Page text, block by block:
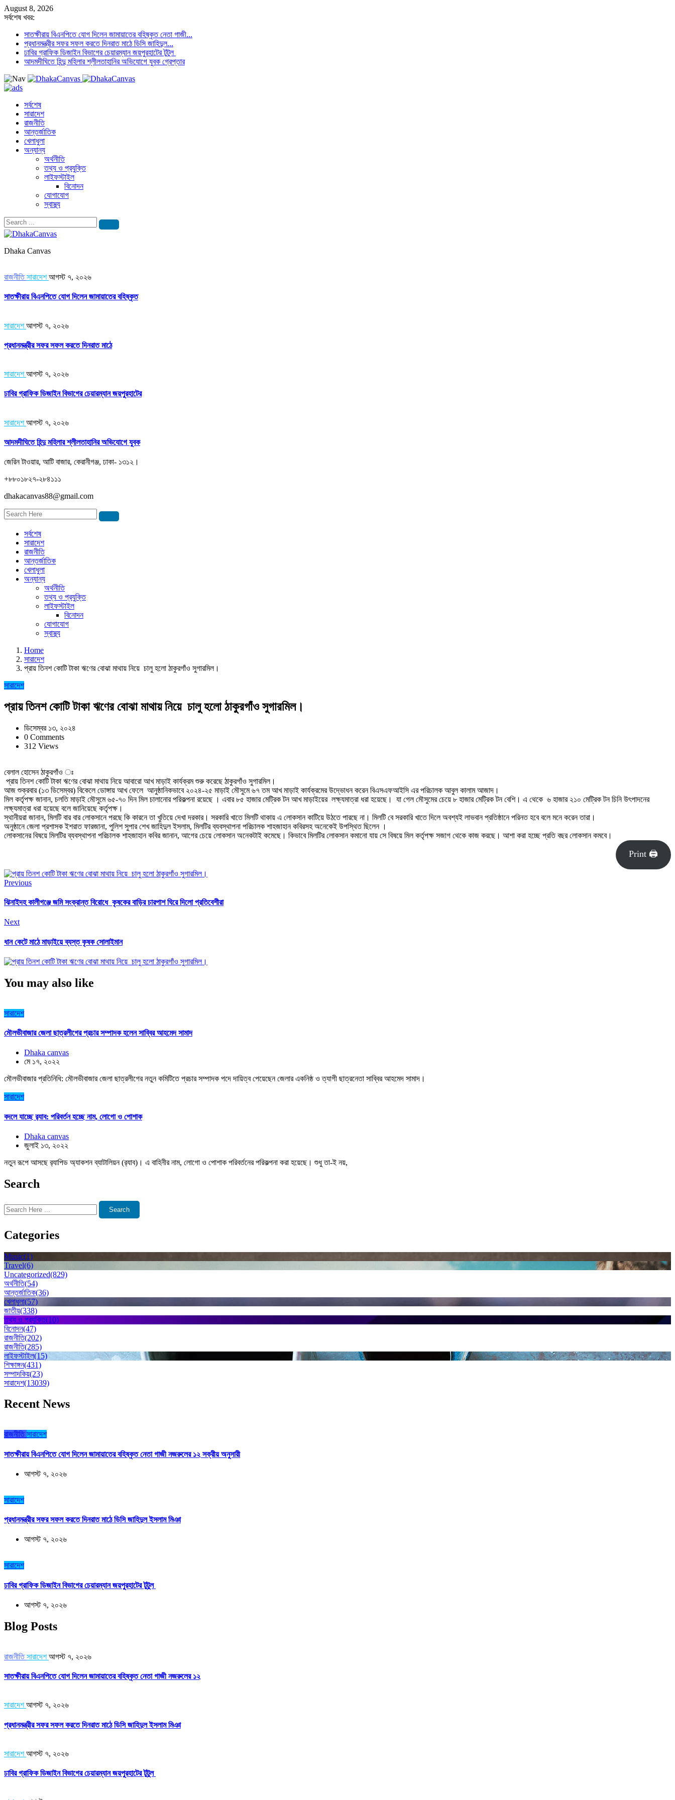
August 8, 2026
সর্বশেষ খবর:
সাতক্ষীরায় বিএনপিতে যোগ দিলেন জামায়াতের বহিষ্কৃত নেতা গাজী...
প্রধানমন্ত্রীর সফর সফল করতে দিনরাত মাঠে ডিসি জাহিদুল...
ঢাবির গ্রাফিক ডিজাইন বিভাগের চেয়ারম্যান জয়পুরহাটের টুটুল
আদমদীঘিতে হিন্দু মহিলার শ্লীলতাহানির অভিযোগে যুবক গ্রেপ্তার
সর্বশেষ
সারাদেশ
রাজনীতি
আন্তর্জাতিক
খেলাধুলা
অন্যান্য
অর্থনীতি
তথ্য ও প্রযুক্তি
লাইফস্টাইল
বিনোদন
যোগাযোগ
স্বাস্থ্য
Dhaka Canvas
রাজনীতি সারাদেশ আগস্ট ৭, ২০২৬
সাতক্ষীরায় বিএনপিতে যোগ দিলেন জামায়াতের বহিষ্কৃত
সারাদেশ আগস্ট ৭, ২০২৬
প্রধানমন্ত্রীর সফর সফল করতে দিনরাত মাঠে
সারাদেশ আগস্ট ৭, ২০২৬
ঢাবির গ্রাফিক ডিজাইন বিভাগের চেয়ারম্যান জয়পুরহাটের
সারাদেশ আগস্ট ৭, ২০২৬
আদমদীঘিতে হিন্দু মহিলার শ্লীলতাহানির অভিযোগে যুবক
জেরিন টাওয়ার, আটি বাজার, কেরানীগঞ্জ, ঢাকা- ১৩১২।
+৮৮০১৮২৭-২৮৪১১১
dhakacanvas88@gmail.com
সর্বশেষ
সারাদেশ
রাজনীতি
আন্তর্জাতিক
খেলাধুলা
অন্যান্য
অর্থনীতি
তথ্য ও প্রযুক্তি
লাইফস্টাইল
বিনোদন
যোগাযোগ
স্বাস্থ্য
Home
সারাদেশ
প্রায় তিনশ কোটি টাকা ঋণের বোঝা মাথায় নিয়ে চালু হলো ঠাকুরগাঁও সুগারমিল।
সারাদেশ
প্রায় তিনশ কোটি টাকা ঋণের বোঝা মাথায় নিয়ে চালু হলো ঠাকুরগাঁও সুগারমিল।
ডিসেম্বর ১৩, ২০২৪
0 Comments
312 Views
বেলাল হোসেন ঠাকুরগাঁও ঃ
প্রায় তিনশ কোটি টাকা ঋণের বোঝা মাথায় নিয়ে আবারো আখ মাড়াই কার্যক্রম শুরু করেছে ঠাকুরগাঁও সুগারমিল।
আজ শুক্রবার (১৩ ডিসেম্বর) বিকেলে ডোঙ্গায় আখ ফেলে আনুষ্ঠানিকভাবে ২০২৪-২৫ মাড়াই মৌসুমে ৬৭ তম আখ মাড়াই কার্যক্রমের উদ্ভোধন করেন বিএসএফআইসি এর পরিচালক আবুল কালাম আজাদ।
মিল কর্তৃপক্ষ জানান, চলতি মাড়াই মৌসুমে ৬৫-৭০ দিন মিল চালানোর পরিকল্পনা রয়েছে । এবার ৮৫ হাজার মেট্রিক টন আখ মাড়াইয়ের লক্ষ্যমাত্রা ধরা হয়েছে। যা গেল মৌসুমের চেয়ে ৮ হাজার মেট্রিক টন বেশি। এ থেকে ৬ হাজার ২১০ মেট্রিক টন চিনি উৎপাদনের
লক্ষ্যমাত্রা ধরা হয়েছে বলে জানিয়েছে কর্তৃপক্ষ।
স্থানীয়রা জানান, মিলটি বার বার লোকসানে পরছে কি কারনে তা খুতিয়ে দেখা দরকার। সরকারি খাতে মিলটি থাকায় এ লোকসান কাটিয়ে উঠতে পারছে না। মিলটি বে সরকারি খাতে দিলে অবশ্যই লাভবান প্রতিষ্ঠানে পরিনত হবে বলে মনে করেন তারা।
অনুষ্ঠানে জেলা প্রশাসক ইশরাত ফারজানা, পুলিশ সুপার শেখ জাহিদুল ইসলাম, মিলটির ব্যবস্থাপনা পরিচালক শাহজাহান কবিরসহ অনেকেই উপস্থিত ছিলেন ।
লোকসানের বিষয়ে মিলটির ব্যবস্থাপনা পরিচালক শাহজাহান কবির জানান, আগের চেয়ে লোকসান অনেকটাই কমেছে। কিভাবে মিলটির লোকসান কমানো যায় সে বিষয়ে মিল কর্তৃপক্ষ সজাগ থেকে কাজ করছে। আশা করা হচ্ছে প্রতি বছর লোকসান কমবে।
Print 🖨
Previous
ঝিনাইদহ কালীগঞ্জে জমি সংক্রান্ত বিরোধে কৃষকের বাড়ির চারপাশ ঘিরে দিলো প্রতিবেশীরা
Next
ধান কেটে মাঠে মাড়াইয়ে ব্যস্ত কৃষক সোলাইমান
You may also like
সারাদেশ
মৌলভীবাজার জেলা ছাত্রলীগের প্রচার সম্পাদক হলেন সাব্বির আহমেদ সামাদ
Dhaka canvas
মে ১৭, ২০২২
মৌলভীবাজার প্রতিনিধি: মৌলভীবাজার জেলা ছাত্রলীগের নতুন কমিটিতে প্রচার সম্পাদক পদে দায়িত্ব পেয়েছেন জেলার একনিষ্ঠ ও ত্যাগী ছাত্রনেতা সাব্বির আহমেদ সামাদ।
সারাদেশ
বদলে যাচ্ছে র‌্যাব: পরিবর্তন হচ্ছে নাম, লোগো ও পোশাক
Dhaka canvas
জুলাই ১৩, ২০২২
নতুন রূপে আসছে র‌্যাপিড অ্যাকশন ব্যাটালিয়ন (র‌্যাব)। এ বাহিনীর নাম, লোগো ও পোশাক পরিবর্তনের পরিকল্পনা করা হয়েছে। শুধু তা-ই নয়,
Search
Search
Categories
Music(1)
Travel(6)
Uncategorized(829)
অর্থনীতি(54)
আন্তর্জাতিক(36)
খেলাধুলা(57)
জাতীয়(338)
তথ্য ও প্রযুক্তি(10)
বিনোদন(47)
রাজনীতি(202)
রাজনীতি(285)
লাইফস্টাইল(15)
শিক্ষাঙ্গন(431)
সম্পাদকিয়(23)
সারাদেশ(13039)
Recent News
রাজনীতি সারাদেশ
সাতক্ষীরায় বিএনপিতে যোগ দিলেন জামায়াতের বহিষ্কৃত নেতা গাজী নজরুলের ১২ সক্রীয় অনুসারী
আগস্ট ৭, ২০২৬
সারাদেশ
প্রধানমন্ত্রীর সফর সফল করতে দিনরাত মাঠে ডিসি জাহিদুল ইসলাম মিঞা
আগস্ট ৭, ২০২৬
সারাদেশ
ঢাবির গ্রাফিক ডিজাইন বিভাগের চেয়ারম্যান জয়পুরহাটের টুটুল
আগস্ট ৭, ২০২৬
Blog Posts
রাজনীতি সারাদেশ আগস্ট ৭, ২০২৬
সাতক্ষীরায় বিএনপিতে যোগ দিলেন জামায়াতের বহিষ্কৃত নেতা গাজী নজরুলের ১২
সারাদেশ আগস্ট ৭, ২০২৬
প্রধানমন্ত্রীর সফর সফল করতে দিনরাত মাঠে ডিসি জাহিদুল ইসলাম মিঞা
সারাদেশ আগস্ট ৭, ২০২৬
ঢাবির গ্রাফিক ডিজাইন বিভাগের চেয়ারম্যান জয়পুরহাটের টুটুল